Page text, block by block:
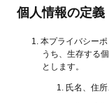
個人情報の定義
本プライバシー
うち、生存する
とします。
氏名、住